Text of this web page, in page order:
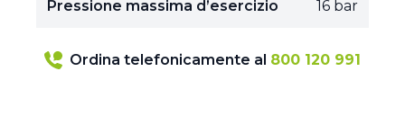
Pressione massima d’esercizio 16 bar
Ordina telefonicamente al 800 120 991